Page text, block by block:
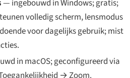
— ingebouwd in Windows; gratis;
volledig scherm, lensmodus
voor dagelijks gebruik; mist
in macOS; geconfigureerd via
→ Zoom.